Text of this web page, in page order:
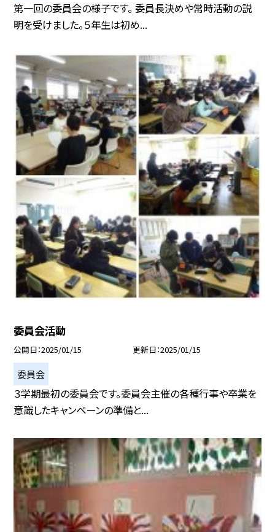
第一回の委員会の様子です。 委員長決めや常時活動の説
明を受けました。５年生は初め...
委員会活動
公開日 2025/01/15 更新日 2025/01/15
委員会
３学期最初の委員会です。委員会主催の各種行事や卒業を
意識したキャンペーンの準備と...